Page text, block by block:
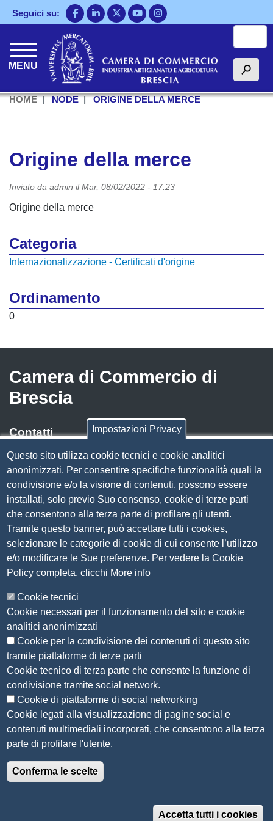
Salta
al
Seguici su:
MENU h
HOME NODE ORIGINE DELLA MERCE
Origine della merce
Inviato da admin ilMar, 08/02/2022 - 17:23
Origine della merce
Categoria
Internazionalizzazione - Certificati d'origine
Ordinamento
0
Camera di Commercio di
Brescia
Contatti
Via Luigi Einaudi, 23, 25121 Brescia BS
Tel. 030 37251
PECcamera.brescia@bs.legalmail.camcom.it
P.IVA 00859790172
C.F. 80013870177
Contatti
Amministrazione Trasparente
Organizzazione
Bandi di concorso
Bandi di gara e contratti
Provvedimenti
Attività e procedimenti
Seguici su
Sito web
Accesso riservato
Mappa del sito
Impostazioni Privacy
Questo sito utilizza cookie tecnici e cookie analitici
anonimizzati. Per consentire specifiche funzionalità quali la
condivisione e/o la visione di contenuti, possono essere
installati, solo previo Suo consenso, cookie di terze parti
che consentono alla terza parte di profilare gli utenti.
Tramite questo banner, può accettare tutti i cookies,
selezionare le categorie di cookie di cui consente l’utilizzo
e/o modificare le Sue preferenze. Per vedere la Cookie
Policy completa, clicchi More info
Cookie tecnici
Cookie necessari per il funzionamento del sito e cookie
analitici anonimizzati
Cookie per la condivisione dei contenuti di questo sito
tramite piattaforme di terze parti
Cookie tecnico di terza parte che consente la funzione di
condivisione tramite social network.
Cookie di piattaforme di social networking
Cookie legati alla visualizzazione di pagine social e
contenuti multimediali incorporati, che consentono alla terza
parte di profilare l'utente.
Conferma le scelte
Accetta tutti i cookies